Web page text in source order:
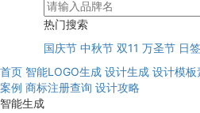
热门搜索
国庆节 中秋节 双11 万圣节 日
首页 智能LOGO生成 设计生成 设计模板
案例 商标注册查询 设计攻略
智能生成